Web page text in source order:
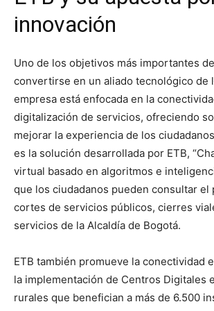
innovación
Uno de los objetivos más importantes
convertirse en un aliado tecnológico de
empresa está enfocada en la
digitalización de servicios, ofreciendo
mejorar la experiencia de los
es la solución desarrollada por ETB,
virtual basado en algoritmos e
que los ciudadanos pueden consultar el
cortes de servicios públicos, cierres
servicios de la Alcaldía de Bogotá.
ETB también promueve la conectividad
la implementación de Centros Digitales
rurales que benefician a más de 6.500